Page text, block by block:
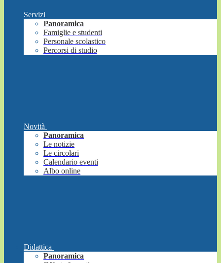
Servizi
Panoramica
Famiglie e studenti
Personale scolastico
Percorsi di studio
Novità
Panoramica
Le notizie
Le circolari
Calendario eventi
Albo online
Didattica
Panoramica